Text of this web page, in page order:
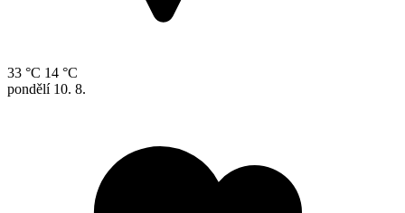
33 °C 14 °C
pondělí 10. 8.